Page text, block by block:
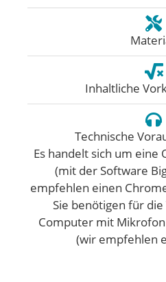
Inhaltliche
Technische
Es handelt sich um eine
(mit der Software
empfehlen einen
Sie benötigen für
Computer mit
(wir empfehlen